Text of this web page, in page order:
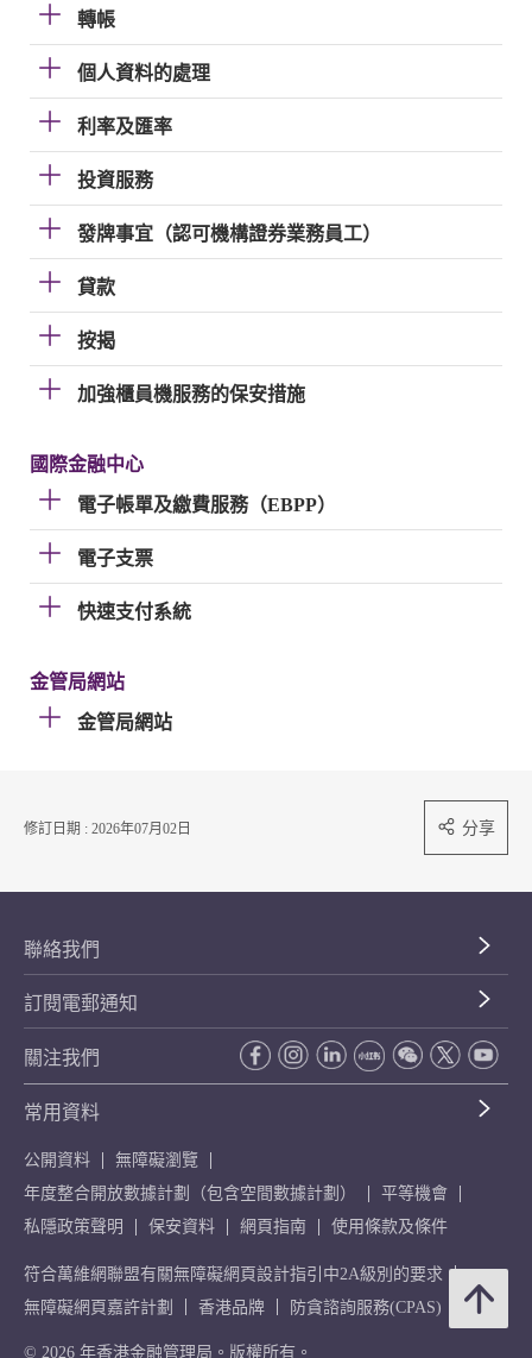
轉帳
個人資料的處理
利率及匯率
投資服務
發牌事宜（認可機構證券業務員工）
貸款
按揭
加強櫃員機服務的保安措施
國際金融中心
電子帳單及繳費服務（EBPP）
電子支票
快速支付系統
金管局網站
金管局網站
修訂日期 : 2026年07月02日 分享
聯絡我們
訂閱電郵通知
關注我們
常用資料
公開資料
無障礙瀏覽
年度整合開放數據計劃（包含空間數據計劃）
平等機會
私隱政策聲明
保安資料 網頁指南 使用條款及條件
符合萬維網聯盟有關無障礙網頁設計指引中2A級別的要求
無障礙網頁嘉許計劃
香港品牌 防貪諮詢服務(CPAS)
© 2026 年香港金融管理局。版權所有。